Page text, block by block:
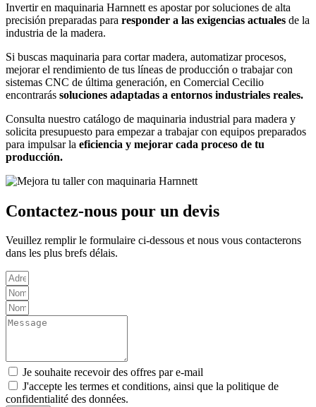
Invertir en maquinaria Harnnett es apostar por soluciones de alta
precisión preparadas para responder a las exigencias actuales de la
industria de la madera.
Si buscas maquinaria para cortar madera, automatizar procesos,
mejorar el rendimiento de tus líneas de producción o trabajar con
sistemas CNC de última generación, en Comercial Cecilio
encontrarás soluciones adaptadas a entornos industriales reales.
Consulta nuestro catálogo de maquinaria industrial para madera y
solicita presupuesto para empezar a trabajar con equipos preparados
para impulsar la eficiencia y mejorar cada proceso de tu
producción.
Contactez-nous pour un devis
Veuillez remplir le formulaire ci-dessous et nous vous contacterons
dans les plus brefs délais.
Je souhaite recevoir des offres par e-mail
J'accepte les termes et conditions, ainsi que la politique de
confidentialité des données.